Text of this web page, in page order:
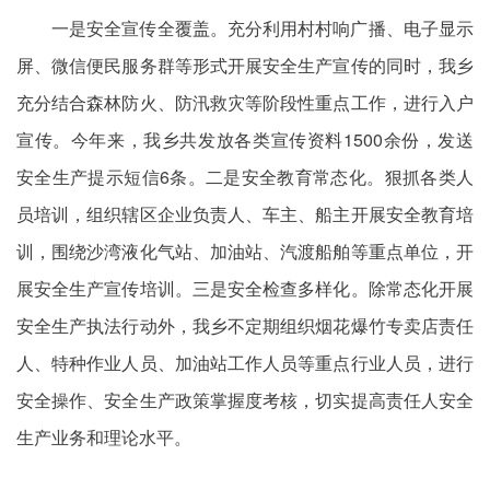
一是安全宣传全覆盖。充分利用村村响广播、电子显示
屏、微信便民服务群等形式开展安全生产宣传的同时，我乡
充分结合森林防火、防汛救灾等阶段性重点工作，进行入户
宣传。今年来，我乡共发放各类宣传资料1500余份，发送
安全生产提示短信6条。二是安全教育常态化。狠抓各类人
员培训，组织辖区企业负责人、车主、船主开展安全教育培
训，围绕沙湾液化气站、加油站、汽渡船舶等重点单位，开
展安全生产宣传培训。三是安全检查多样化。除常态化开展
安全生产执法行动外，我乡不定期组织烟花爆竹专卖店责任
人、特种作业人员、加油站工作人员等重点行业人员，进行
安全操作、安全生产政策掌握度考核，切实提高责任人安全
生产业务和理论水平。